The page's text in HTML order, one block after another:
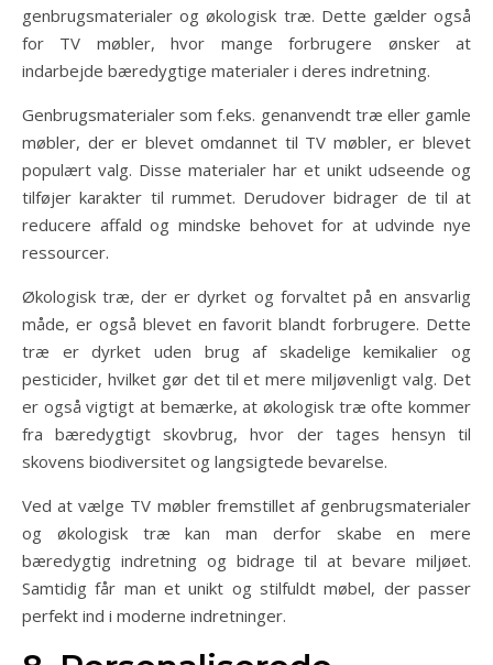
genbrugsmaterialer og økologisk træ. Dette gælder også
for TV møbler, hvor mange forbrugere ønsker at
indarbejde bæredygtige materialer i deres indretning.
Genbrugsmaterialer som f.eks. genanvendt træ eller gamle
møbler, der er blevet omdannet til TV møbler, er blevet
populært valg. Disse materialer har et unikt udseende og
tilføjer karakter til rummet. Derudover bidrager de til at
reducere affald og mindske behovet for at udvinde nye
ressourcer.
Økologisk træ, der er dyrket og forvaltet på en ansvarlig
måde, er også blevet en favorit blandt forbrugere. Dette
træ er dyrket uden brug af skadelige kemikalier og
pesticider, hvilket gør det til et mere miljøvenligt valg. Det
er også vigtigt at bemærke, at økologisk træ ofte kommer
fra bæredygtigt skovbrug, hvor der tages hensyn til
skovens biodiversitet og langsigtede bevarelse.
Ved at vælge TV møbler fremstillet af genbrugsmaterialer
og økologisk træ kan man derfor skabe en mere
bæredygtig indretning og bidrage til at bevare miljøet.
Samtidig får man et unikt og stilfuldt møbel, der passer
perfekt ind i moderne indretninger.